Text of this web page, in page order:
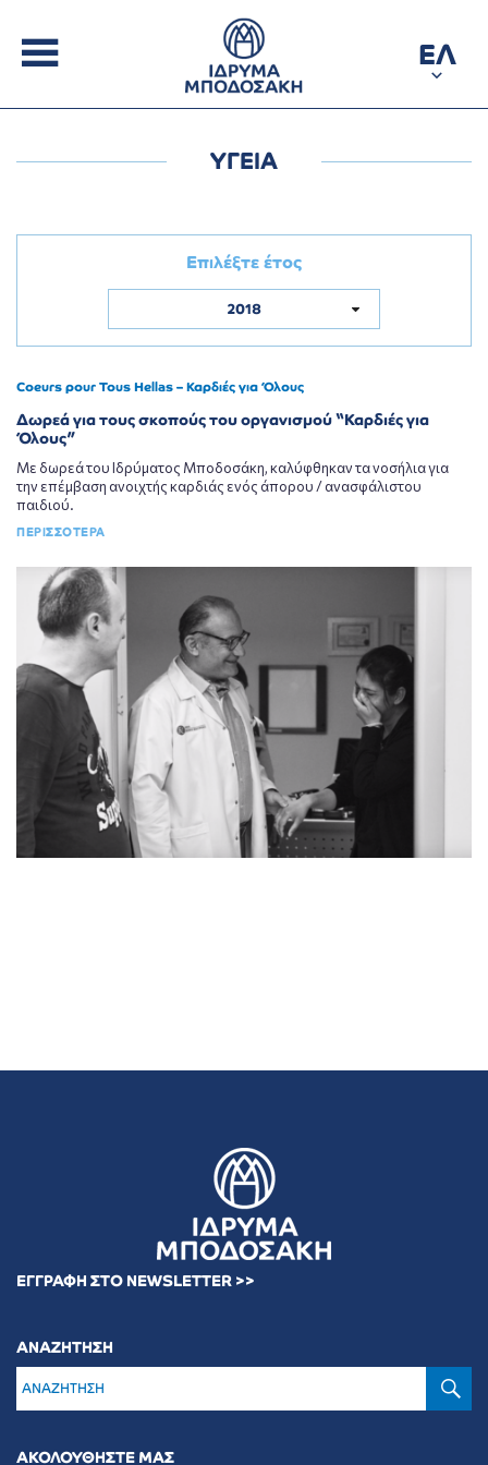
ΕΛ
ΥΓΕΙΑ
Επιλέξτε έτος
2018
Coeurs pour Tous Hellas – Καρδιές για Όλους
Δωρεά για τους σκοπούς του οργανισμού “Καρδιές για
Όλους”
Με δωρεά του Ιδρύματος Μποδοσάκη, καλύφθηκαν τα νοσήλια για
την επέμβαση ανοιχτής καρδιάς ενός άπορου / ανασφάλιστου
παιδιού.
ΠΕΡΙΣΣΟΤΕΡΑ
ΕΓΓΡΑΦΗ ΣΤΟ NEWSLETTER >>
ΑΝΑΖΗΤΗΣΗ
ΑΚΟΛΟΥΘΗΣΤΕ ΜΑΣ